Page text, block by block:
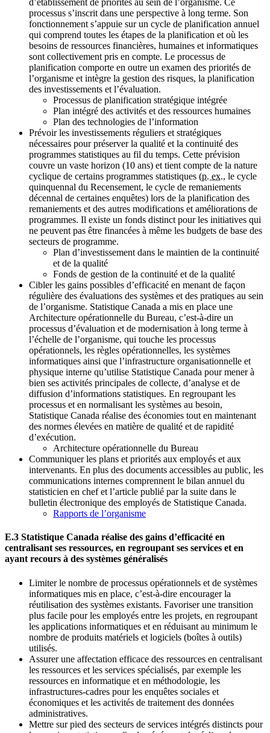
d’établissement de priorités au sein de l’organisme. Ce
processus s’inscrit dans une perspective à long terme. Son
fonctionnement s’appuie sur un cycle de planification annuel
qui comprend toutes les étapes de la planification et où les
besoins de ressources financières, humaines et informatiques
sont collectivement pris en compte. Le processus de
planification comporte en outre un examen des priorités de
l’organisme et intègre la gestion des risques, la planification
des investissements et l’évaluation.
Processus de planification stratégique intégrée
Plan intégré des activités et des ressources humaines
Plan des technologies de l’information
Prévoir les investissements réguliers et stratégiques
nécessaires pour préserver la qualité et la continuité des
programmes statistiques au fil du temps. Cette prévision
couvre un vaste horizon (10 ans) et tient compte de la nature
cyclique de certains programmes statistiques (p. ex., le cycle
quinquennal du Recensement, le cycle de remaniements
décennal de certaines enquêtes) lors de la planification des
remaniements et des autres modifications et améliorations de
programmes. Il existe un fonds distinct pour les initiatives qui
ne peuvent pas être financées à même les budgets de base des
secteurs de programme.
Plan d’investissement dans le maintien de la continuité
et de la qualité
Fonds de gestion de la continuité et de la qualité
Cibler les gains possibles d’efficacité en menant de façon
régulière des évaluations des systèmes et des pratiques au sein
de l’organisme. Statistique Canada a mis en place une
Architecture opérationnelle du Bureau, c’est-à-dire un
processus d’évaluation et de modernisation à long terme à
l’échelle de l’organisme, qui touche les processus
opérationnels, les règles opérationnelles, les systèmes
informatiques ainsi que l’infrastructure organisationnelle et
physique interne qu’utilise Statistique Canada pour mener à
bien ses activités principales de collecte, d’analyse et de
diffusion d’informations statistiques. En regroupant les
processus et en normalisant les systèmes au besoin,
Statistique Canada réalise des économies tout en maintenant
des normes élevées en matière de qualité et de rapidité
d’exécution.
Architecture opérationnelle du Bureau
Communiquer les plans et priorités aux employés et aux
intervenants. En plus des documents accessibles au public, les
communications internes comprennent le bilan annuel du
statisticien en chef et l’article publié par la suite dans le
bulletin électronique des employés de Statistique Canada.
Rapports de l’organisme
E.3 Statistique Canada réalise des gains d’efficacité en
centralisant ses ressources, en regroupant ses services et en
ayant recours à des systèmes généralisés
Limiter le nombre de processus opérationnels et de systèmes
informatiques mis en place, c’est‑à-dire encourager la
réutilisation des systèmes existants. Favoriser une transition
plus facile pour les employés entre les projets, en regroupant
les applications informatiques et en réduisant au minimum le
nombre de produits matériels et logiciels (boîtes à outils)
utilisés.
Assurer une affectation efficace des ressources en centralisant
les ressources et les services spécialisés, par exemple les
ressources en informatique et en méthodologie, les
infrastructures-cadres pour les enquêtes sociales et
économiques et les activités de traitement des données
administratives.
Mettre sur pied des secteurs de services intégrés distincts pour